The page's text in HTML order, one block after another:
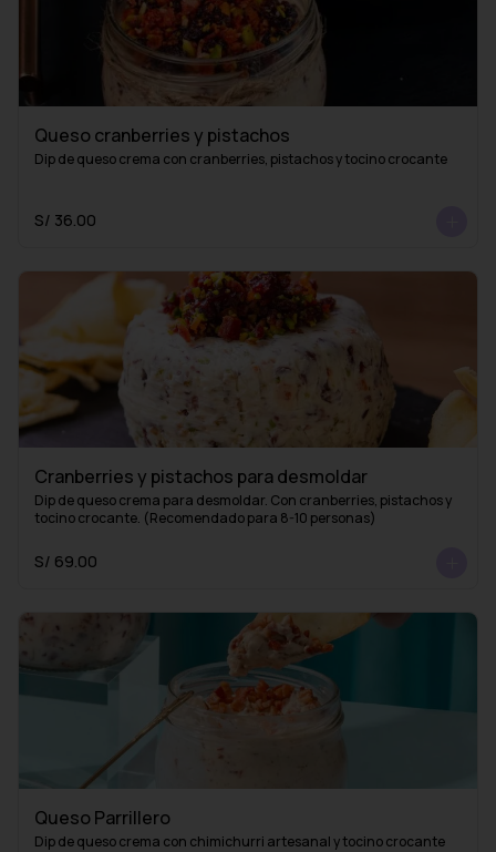
Queso cranberries y pistachos
Dip de queso crema con cranberries, pistachos y tocino crocante
S/ 36.00
Cranberries y pistachos para desmoldar
Dip de queso crema para desmoldar. Con cranberries, pistachos y
tocino crocante. (Recomendado para 8-10 personas)
S/ 69.00
Queso Parrillero
Dip de queso crema con chimichurri artesanal y tocino crocante